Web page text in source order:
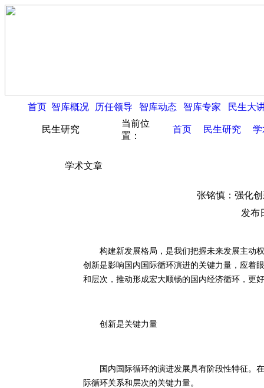
首页 智库概况 历任领导 智库动态 智库专家 民生大
民生研究
当前位
置：
首页 民生研究 学
学术文章
张铭慎：强化
发布
构建新发展格局，是我们把握未来发展主动权
创新是影响国内国际循环演进的关键力量，应着
和层次，推动形成宏大顺畅的国内经济循环，更
创新是关键力量
国内国际循环的演进发展具有阶段性特征。在
际循环关系和层次的关键力量。